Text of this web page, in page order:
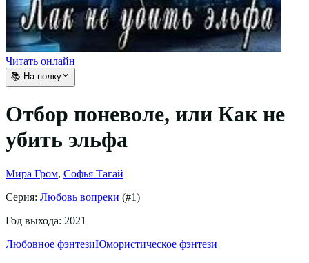
Читать онлайн
📚 На полку
Отбор поневоле, или Как не
убить эльфа
Мира Гром, Софья Тагай
Серия: Любовь вопреки (#1)
Год выхода: 2021
Любовное фэнтезиЮмористическое фэнтези